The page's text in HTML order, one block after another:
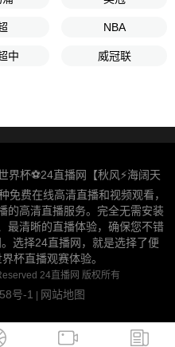
NBA
中 威冠联
界杯⚽24直播网【秋风⚡️海阔天
免费在线高清直播和视频观看，
的高清直播服务。完全无需安装
最清晰的直播体验，确保您不错
选择24直播网，就是选择了便
杯直播观赛体验。
24直播网 版权所有
号-1 网站地图